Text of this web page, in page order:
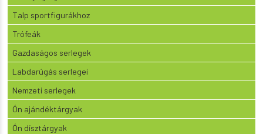
Talp sportfigurákhoz
Trófeák
Gazdaságos serlegek
Labdarúgás serlegei
Nemzeti serlegek
Ón ajándéktárgyak
Ón dísztárgyak